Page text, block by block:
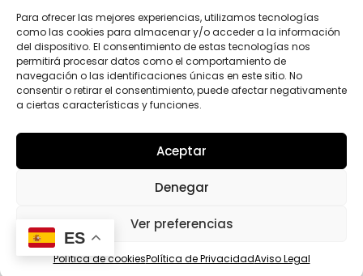
Para ofrecer las mejores experiencias, utilizamos tecnologías
como las cookies para almacenar y/o acceder a la información
del dispositivo. El consentimiento de estas tecnologías nos
permitirá procesar datos como el comportamiento de
navegación o las identificaciones únicas en este sitio. No
consentir o retirar el consentimiento, puede afectar negativamente
a ciertas características y funciones.
Aceptar
Denegar
Ver preferencias
Política de cookiesPolítica de PrivacidadAviso Legal
ES